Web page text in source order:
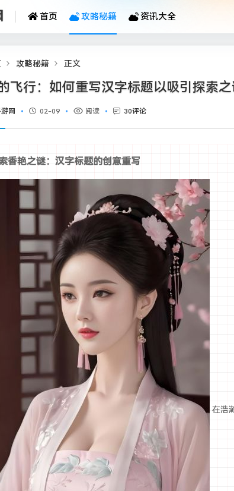
首页 攻略秘籍 资讯大全
攻略秘籍 正文
飞行：如何重写汉字标题以吸引探索之
网 02-09 阅读 30评论
香艳之谜：汉字标题的创意重写
在浩